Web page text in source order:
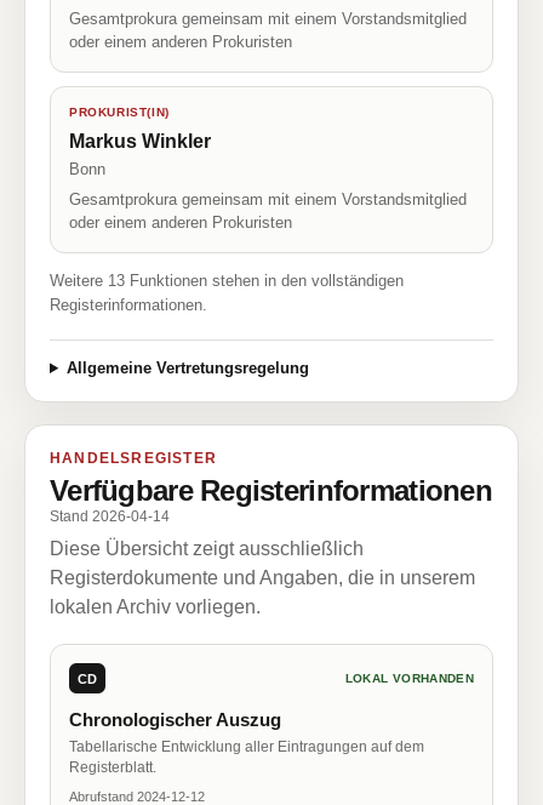
Gesamtprokura gemeinsam mit einem Vorstandsmitglied
oder einem anderen Prokuristen
PROKURIST(IN)
Markus Winkler
Bonn
Gesamtprokura gemeinsam mit einem Vorstandsmitglied
oder einem anderen Prokuristen
Weitere 13 Funktionen stehen in den vollständigen
Registerinformationen.
Allgemeine Vertretungsregelung
HANDELSREGISTER
Verfügbare Registerinformationen
Stand 2026-04-14
Diese Übersicht zeigt ausschließlich
Registerdokumente und Angaben, die in unserem
lokalen Archiv vorliegen.
CD LOKAL VORHANDEN
Chronologischer Auszug
Tabellarische Entwicklung aller Eintragungen auf dem
Registerblatt.
Abrufstand 2024-12-12